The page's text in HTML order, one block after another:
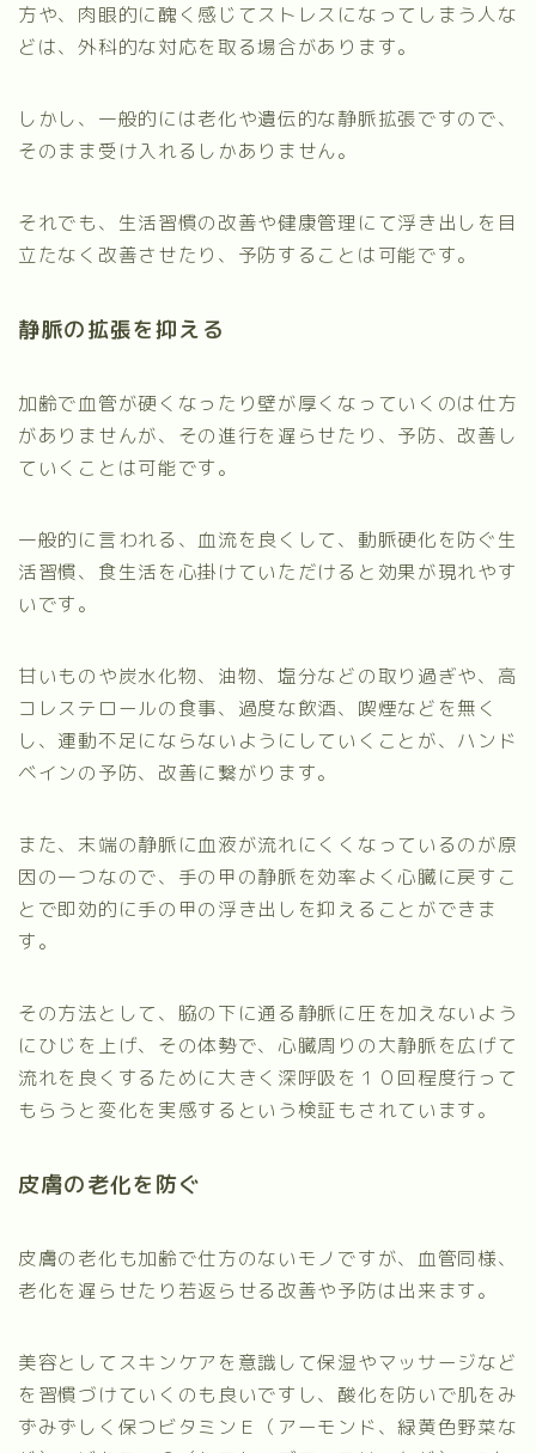
方や、肉眼的に醜く感じてストレスになってしまう人な
どは、外科的な対応を取る場合があります。
しかし、一般的には老化や遺伝的な静脈拡張ですので、
そのまま受け入れるしかありません。
それでも、生活習慣の改善や健康管理にて浮き出しを目
立たなく改善させたり、予防することは可能です。
静脈の拡張を抑える
加齢で血管が硬くなったり壁が厚くなっていくのは仕方
がありませんが、その進行を遅らせたり、予防、改善し
ていくことは可能です。
一般的に言われる、血流を良くして、動脈硬化を防ぐ生
活習慣、食生活を心掛けていただけると効果が現れやす
いです。
甘いものや炭水化物、油物、塩分などの取り過ぎや、高
コレステロールの食事、過度な飲酒、喫煙などを無く
し、運動不足にならないようにしていくことが、ハンド
ベインの予防、改善に繋がります。
また、末端の静脈に血液が流れにくくなっているのが原
因の一つなので、手の甲の静脈を効率よく心臓に戻すこ
とで即効的に手の甲の浮き出しを抑えることができま
す。
その方法として、脇の下に通る静脈に圧を加えないよう
にひじを上げ、その体勢で、心臓周りの大静脈を広げて
流れを良くするために大きく深呼吸を１０回程度行って
もらうと変化を実感するという検証もされています。
皮膚の老化を防ぐ
皮膚の老化も加齢で仕方のないモノですが、血管同様、
老化を遅らせたり若返らせる改善や予防は出来ます。
美容としてスキンケアを意識して保湿やマッサージなど
を習慣づけていくのも良いですし、酸化を防いで肌をみ
ずみずしく保つビタミンＥ（アーモンド、緑黄色野菜な